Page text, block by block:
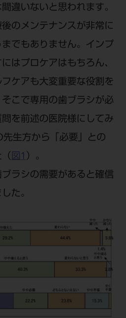
違いないと思われます。
のメンテナンスが非常に
でもありません。インプ
はプロケアはもちろん、
ケアも大変重要な役割を
こで専用の歯ブラシが必
を前述の医院様にしてみ
先生方から「必要」との
図1 ）。
ラシの需要があると確信
た。
（無料）
繋がらない場合がありま
～17:00 （祝日・夏季休
）
ましては、モリタ各担当営
います。
定商取引について
プ